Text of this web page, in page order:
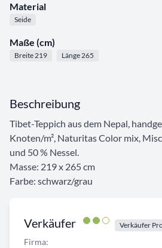
Material
Seide
Maße (cm)
Breite 219 Länge 265
Verkäufer Verkäufer
Firma:
Beschreibung
Tibet-Teppich aus dem Nepal,
Knoten/m², Naturitas Color mix,
und 50 % Nessel.
Masse: 219 x 265 cm
Farbe: schwarz/grau